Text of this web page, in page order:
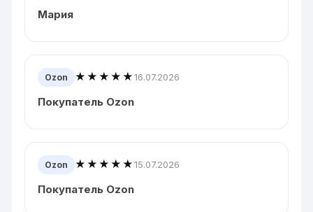
Мария
Ozon ★★★★★16.07.2026
Покупатель Ozon
Ozon ★★★★★15.07.2026
Покупатель Ozon